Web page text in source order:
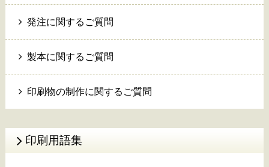
発注に関するご質問
製本に関するご質問
印刷物の制作に関するご質問
印刷用語集